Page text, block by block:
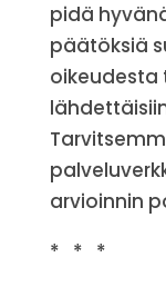
pidä
päätöksiä
oikeudesta
arvioinnin
* * *